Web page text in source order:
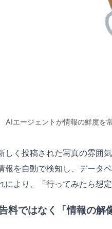
AIエージェントが情報の鮮度を
しく投稿された写真の雰囲
報を自動で検知し、データ
により、「行ってみたら想
料ではなく「情報の解